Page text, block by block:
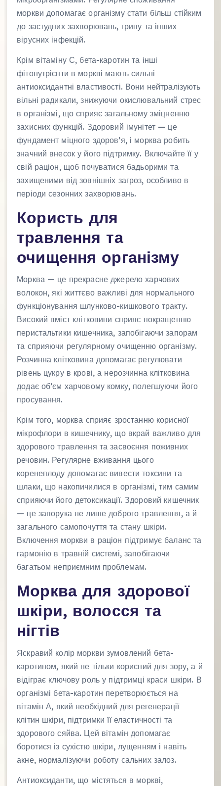
моркви допомагає організму стати більш стійким
до застудних захворювань, грипу та інших
вірусних інфекцій.
Крім вітаміну С, бета-каротин та інші
фітонутрієнти в моркві мають сильні
антиоксидантні властивості. Вони нейтралізують
вільні радикали, знижуючи окислювальний стрес
в організмі, що сприяє загальному зміцненню
захисних функцій. Здоровий імунітет — це
фундамент міцного здоров’я, і морква робить
значний внесок у його підтримку. Включайте її у
свій раціон, щоб почуватися бадьорими та
захищеними від зовнішніх загроз, особливо в
періоди сезонних захворювань.
Користь для
травлення та
очищення організму
Морква — це прекрасне джерело харчових
волокон, які життєво важливі для нормального
функціонування шлунково-кишкового тракту.
Високий вміст клітковини сприяє покращенню
перистальтики кишечника, запобігаючи запорам
та сприяючи регулярному очищенню організму.
Розчинна клітковина допомагає регулювати
рівень цукру в крові, а нерозчинна клітковина
додає об’єм харчовому комку, полегшуючи його
просування.
Крім того, морква сприяє зростанню корисної
мікрофлори в кишечнику, що вкрай важливо для
здорового травлення та засвоєння поживних
речовин. Регулярне вживання цього
коренеплоду допомагає вивести токсини та
шлаки, що накопичилися в організмі, тим самим
сприяючи його детоксикації. Здоровий кишечник
— це запорука не лише доброго травлення, а й
загального самопочуття та стану шкіри.
Включення моркви в раціон підтримує баланс та
гармонію в травній системі, запобігаючи
багатьом неприємним проблемам.
Морква для здорової
шкіри, волосся та
нігтів
Яскравий колір моркви зумовлений бета-
каротином, який не тільки корисний для зору, а й
відіграє ключову роль у підтримці краси шкіри. В
організмі бета-каротин перетворюється на
вітамін А, який необхідний для регенерації
клітин шкіри, підтримки її еластичності та
здорового сяйва. Цей вітамін допомагає
боротися із сухістю шкіри, лущенням і навіть
акне, нормалізуючи роботу сальних залоз.
Антиоксиданти, що містяться в моркві,